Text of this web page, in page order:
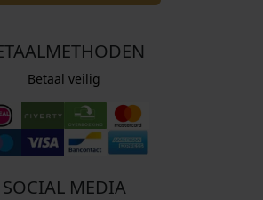
Betaal veilig
SOCIAL MEDIA